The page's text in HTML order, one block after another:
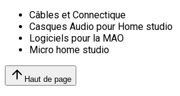
Câbles et Connectique
Casques Audio pour Home studio
Logiciels pour la MAO
Micro home studio
Haut de page